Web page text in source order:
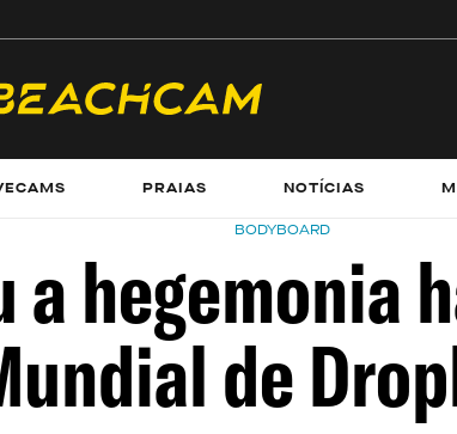
PRAIAS NOTÍCIAS
BODYBOARD
a hegemonia
de